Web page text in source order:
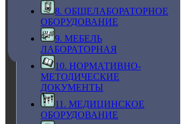
8. ОБЩЕЛАБОРАТОРНОЕ
ОБОРУДОВАНИЕ
9. МЕБЕЛЬ
ЛАБОРАТОРНАЯ
10. НОРМАТИВНО-
МЕТОДИЧЕСКИЕ
ДОКУМЕНТЫ
11. МЕДИЦИНСКОЕ
ОБОРУДОВАНИЕ